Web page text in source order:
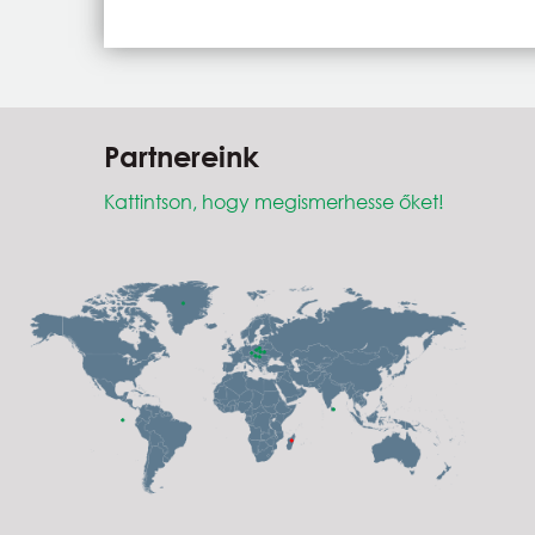
Partnereink
Kattintson, hogy megismerhesse őket!